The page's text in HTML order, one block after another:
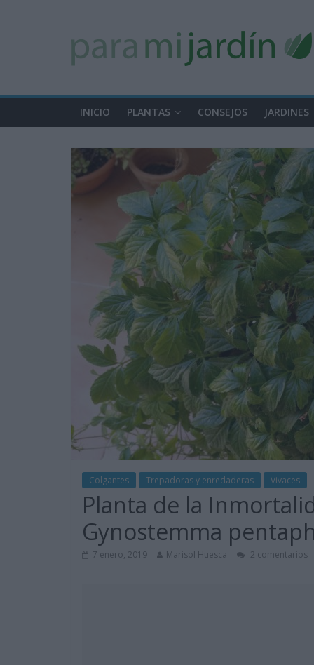
INICIO PLANTAS CONSEJOS JARDINES
Colgantes Trepadoras y enredaderas Vivaces
Planta de la
Gynostemma
7 enero, 2019 Marisol Huesca 2 comentarios